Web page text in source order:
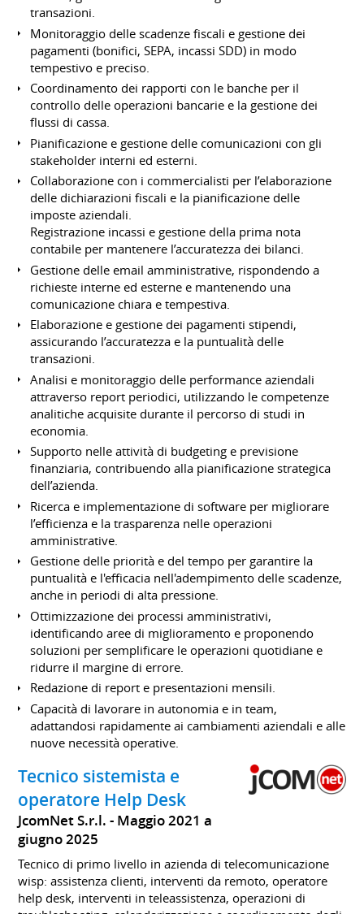
transazioni.
Monitoraggio delle scadenze fiscali e gestione dei
pagamenti (bonifici, SEPA, incassi SDD) in modo
tempestivo e preciso.
Coordinamento dei rapporti con le banche per il
controllo delle operazioni bancarie e la gestione dei
flussi di cassa.
Pianificazione e gestione delle comunicazioni con gli
stakeholder interni ed esterni.
Collaborazione con i commercialisti per l’elaborazione
delle dichiarazioni fiscali e la pianificazione delle
imposte aziendali.
Registrazione incassi e gestione della prima nota
contabile per mantenere l’accuratezza dei bilanci.
Gestione delle email amministrative, rispondendo a
richieste interne ed esterne e mantenendo una
comunicazione chiara e tempestiva.
Elaborazione e gestione dei pagamenti stipendi,
assicurando l’accuratezza e la puntualità delle
transazioni.
Analisi e monitoraggio delle performance aziendali
attraverso report periodici, utilizzando le competenze
analitiche acquisite durante il percorso di studi in
economia.
Supporto nelle attività di budgeting e previsione
finanziaria, contribuendo alla pianificazione strategica
dell’azienda.
Ricerca e implementazione di software per migliorare
l’efficienza e la trasparenza nelle operazioni
amministrative.
Gestione delle priorità e del tempo per garantire la
puntualità e l'efficacia nell'adempimento delle scadenze,
anche in periodi di alta pressione.
Ottimizzazione dei processi amministrativi,
identificando aree di miglioramento e proponendo
soluzioni per semplificare le operazioni quotidiane e
ridurre il margine di errore.
Redazione di report e presentazioni mensili.
Capacità di lavorare in autonomia e in team,
adattandosi rapidamente ai cambiamenti aziendali e alle
nuove necessità operative.
Tecnico sistemista e
operatore Help Desk
JcomNet S.r.l.
Maggio 2021 a
giugno 2025
Tecnico di primo livello in azienda di telecomunicazione
wisp: assistenza clienti, interventi da remoto, operatore
help desk, interventi in teleassistenza, operazioni di